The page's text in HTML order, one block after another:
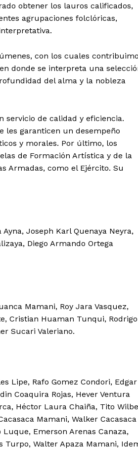
Diario los Andes
obtener los lauros calificados,
agrupaciones folclóricas,
con los cuales
donde se interpreta una
del alma y la nobleza
de calidad y eficiencia.
les garanticen un desempeño
y morales. Por último, los
de Formación Artística y de la
Armadas, como el Ejército. Su
Joseph Karl Quenaya Neyra,
Diego Armando Ortega
Mamani, Roy Jara Vasquez,
Cristian Huaman Tunqui, Rodrigo
Sucari Valeriano.
Lipe, Rafo Gomez Condori, Edgar
Coaquira Rojas, Hever Ventura
Héctor Laura Chaiña, Tito
Mamani, Walker Cacasaca
Emerson Arenas Canaza,
Turpo, Walter Apaza Mamani,